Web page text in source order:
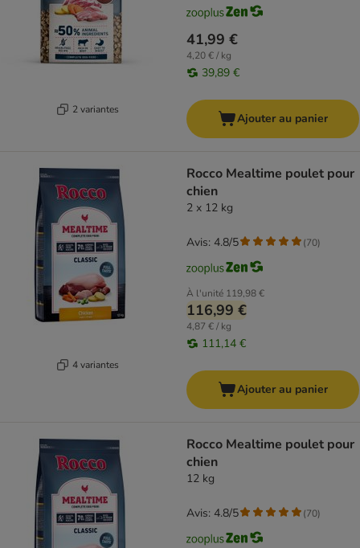
2 variantes
41,99 €
4,20 € / kg
39,89 €
Ajouter au panier
4 variantes
Rocco Mealtime poulet pour
chien
2 x 12 kg
À l'unité 119,98 €
116,99 €
4,87 € / kg
111,14 €
Avis: 4.8/5 (70)
Ajouter au panier
Rocco Mealtime poulet pour
chien
12 kg
Avis: 4.8/5 (70)